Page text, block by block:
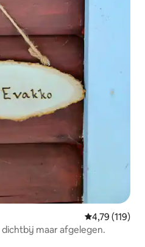
Gemiddelde
4,79 (119)
dichtbij maar afgelegen.